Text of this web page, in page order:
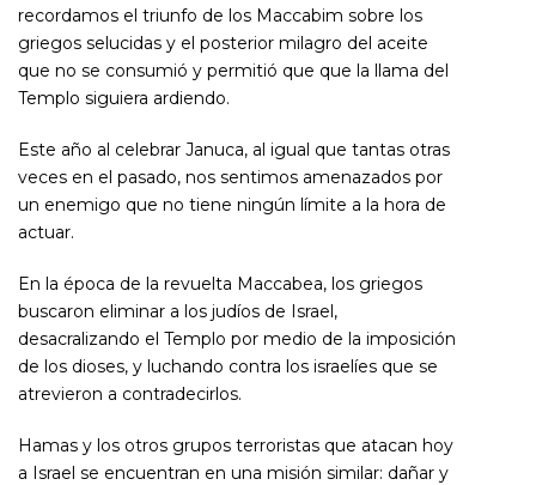
recordamos el triunfo de los Maccabim sobre los
griegos selucidas y el posterior milagro del aceite
que no se consumió y permitió que que la llama del
Templo siguiera ardiendo.
Este año al celebrar Januca, al igual que tantas otras
veces en el pasado, nos sentimos amenazados por
un enemigo que no tiene ningún límite a la hora de
actuar.
En la época de la revuelta Maccabea, los griegos
buscaron eliminar a los judíos de Israel,
desacralizando el Templo por medio de la imposición
de los dioses, y luchando contra los israelíes que se
atrevieron a contradecirlos.
Hamas y los otros grupos terroristas que atacan hoy
a Israel se encuentran en una misión similar: dañar y